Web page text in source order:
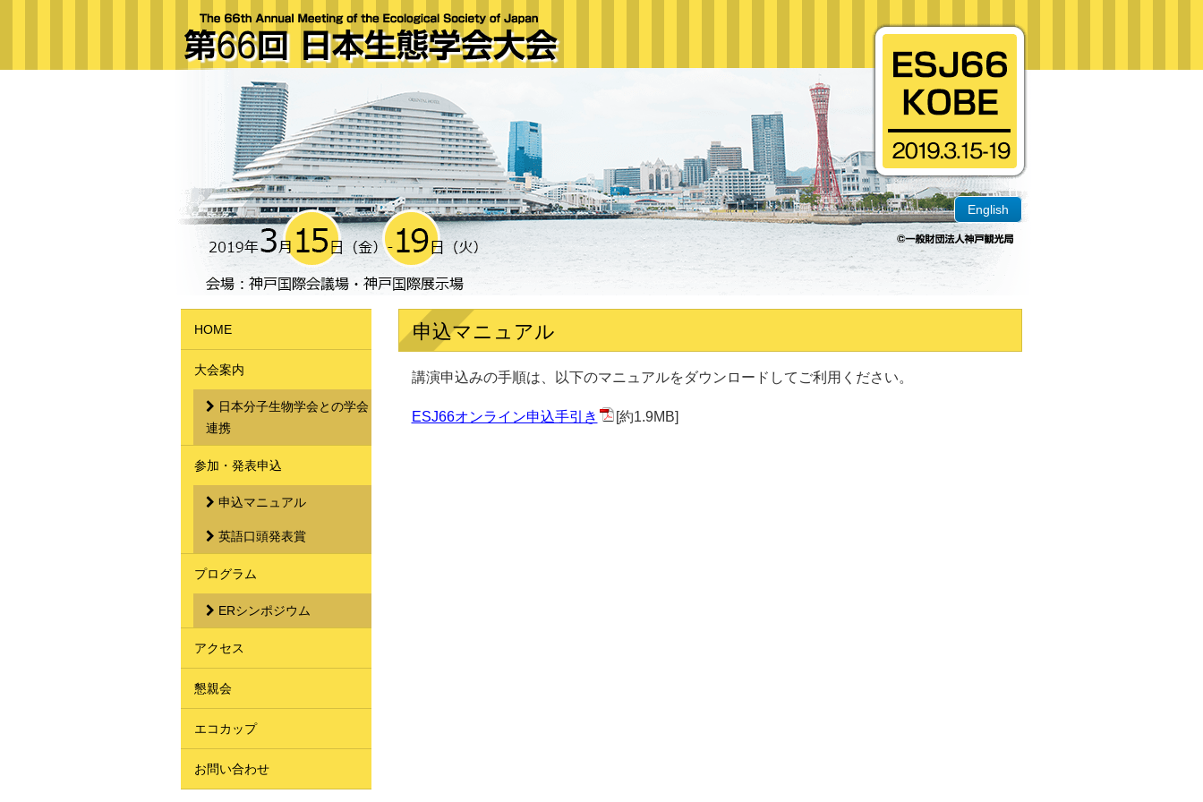
English
申込マニュアル
講演申込みの手順は、以下のマニュアルをダウンロードしてご利用ください。
ESJ66オンライン申込手引き [約1.9MB]
HOME
大会案内
日本分子生物学会との学会
連携
参加・発表申込
申込マニュアル
英語口頭発表賞
プログラム
ERシンポジウム
アクセス
懇親会
エコカップ
お問い合わせ